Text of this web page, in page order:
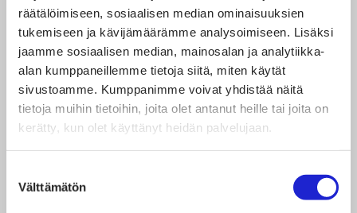
räätälöimiseen, sosiaalisen median ominaisuuksien
tukemiseen ja kävijämäärämme analysoimiseen. Lisäksi
jaamme sosiaalisen median, mainosalan ja analytiikka-
alan kumppaneillemme tietoja siitä, miten käytät
sivustoamme. Kumppanimme voivat yhdistää näitä
tietoja muihin tietoihin, joita olet antanut heille tai joita on
kerätty, kun olet käyttänyt heidän palvelujaan.
valinta
Välttämätön
tuore Euroopan mestaruuskin sen osoittaa. Näitä
huippuosaajia tarvitaan tulevaisuudessakin tekstiili-
ja muotialan työelämässä ja viemään suomalaista
osaamista maailmalle. Siksi on tärkeää panostaa
jatkossakin siihen, että kaikkialla Suomessa nuorilla
on mahdollisuuksia kehittää itseään
huippuosaajaksi tekstiili- ja muotialan opinnoissa”,